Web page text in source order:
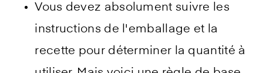
Vous devez absolument suivre les
instructions de l'emballage et la
recette pour déterminer la quantité à